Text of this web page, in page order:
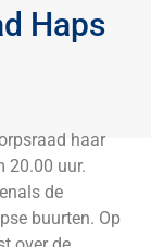
Haps
haar
20.00 uur.
de
buurten. Op